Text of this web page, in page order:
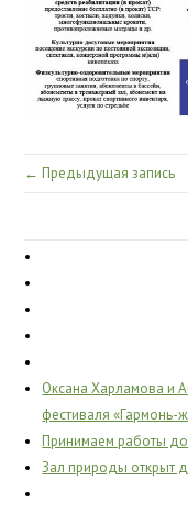
← Предыдущая запись
Оксана Харламова и
фестиваля «Гармонь-
Принимаем работы
Зал природы открыт